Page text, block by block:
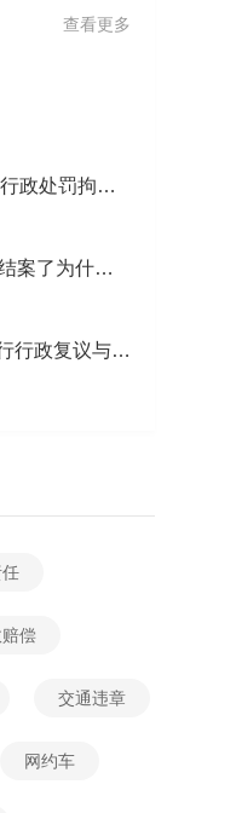
查看更多
改装车没年检，没保险，被交警扣留了可以不去处理吗？
侮辱我,我那辈子无助他结果被行政处罚拘留七天,导致我直接被处罚?
24年的案子已经受到处罚已经结案了为什么派出所会隔三差五的来家里找我已经打扰到我的生活咯?
特急申请县外公益诉讼律师进行行政复议与行政赔偿和行政维权,但是我身份证被派出所和没收、绑手机号的银行卡早就连话费都没有了、存有点钱的银行账号密码全忘了、我父母又坚决不肯给户口本给我、所以我暂时没钱付?
我办理了米面粮油的执照但是蔬菜执照不给办我如果卖蔬菜可以吗?
偿
交通违章
网约车